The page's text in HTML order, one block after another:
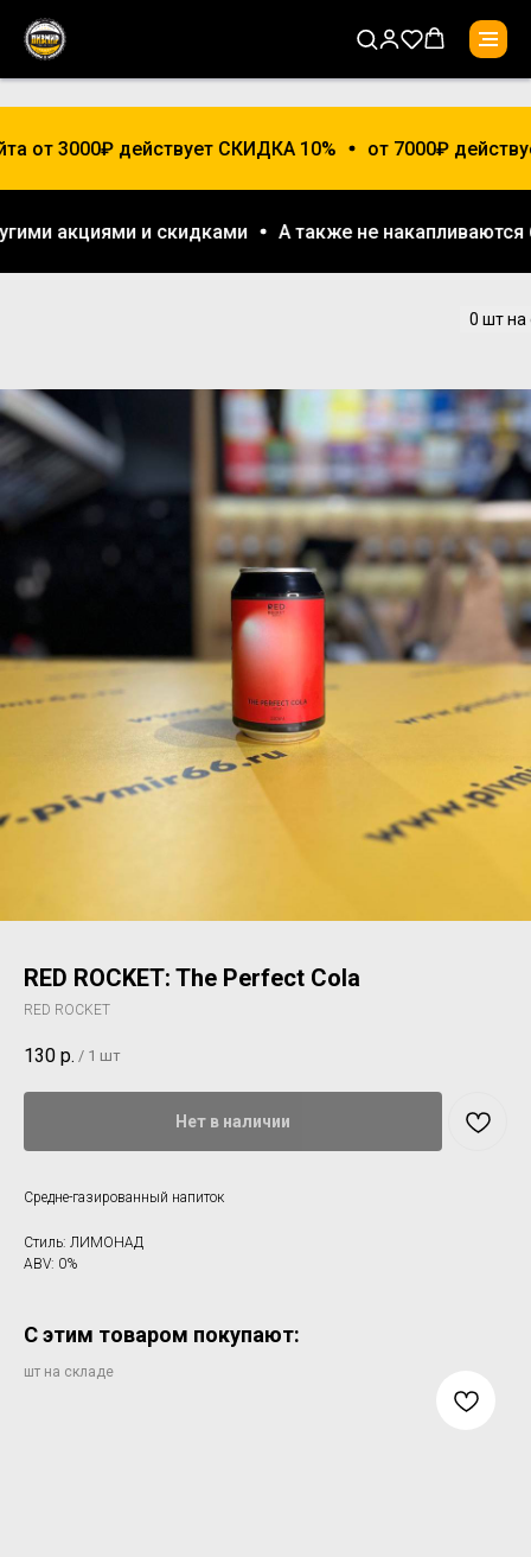
от 3000₽ действует СКИДКА 10% от 7000₽
акциями и скидками А также не
RED ROCKET: The Perfect Cola
RED ROCKET
130 р. / 1 шт
Нет в наличии
Средне-газированный напиток
Стиль: ЛИМОНАД
ABV: 0%
С этим товаром покупают: